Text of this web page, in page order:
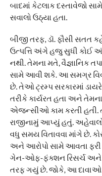
બાદમાં કેટલાક દસ્તાવેજો
સવાલો ઉઠ્યા હતા.
બીજી તરફ, ડૉ. ફૌસી સતત
ઉત્પત્તિ અંગે હજુ સુધી કોઈ
નથી. તેમના મતે, વૈજ્ઞાનિક
સામે આવી શકે. આ સમગ્ર
છે. તેઓ ટ્રમ્પ સરકારમાં
તરીકે કાર્યરત હતા અને
એજન્સીઓ કામ કરતી હતી.
રાજીનામું આપ્યું હતું.
વધુ સમય વિતાવવા માંગે છે.
અને આરોપો સામે આવતા ફરી
ગેન-ઓફ-ફંક્શન રિસર્ચ અને
તરફ ગયું છે. જોકે, આ